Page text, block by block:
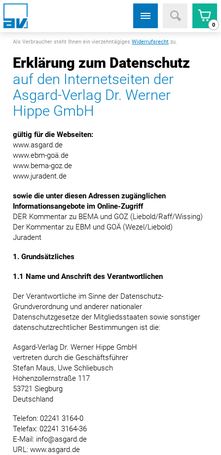
0
Als Verbraucher steht Ihnen ein vierzehntägigesWiderrufsrecht zu.
Erklärung zum Datenschutz
auf den Internetseiten der
Asgard-Verlag Dr. Werner
Hippe GmbH
gültig für die Webseiten:
www.asgard.de
www.ebm-goä.de
www.bema-goz.de
www.juradent.de
sowie die unter diesen Adressen zugänglichen
Informationsangebote im Online-Zugriff
DER Kommentar zu BEMA und GOZ (Liebold/Raff/Wissing)
Der Kommentar zu EBM und GOÄ (Wezel/Liebold)
Juradent
1. Grundsätzliches
1.1 Name und Anschrift des Verantwortlichen
Der Verantwortliche im Sinne der Datenschutz-
Grundverordnung und anderer nationaler
Datenschutzgesetze der Mitgliedsstaaten sowie sonstiger
datenschutzrechtlicher Bestimmungen ist die:
Asgard-Verlag Dr. Werner Hippe GmbH
vertreten durch die Geschäftsführer
Stefan Maus, Uwe Schliebusch
Hohenzollernstraße 117
53721 Siegburg
Deutschland
Telefon: 02241 3164-0
Telefax: 02241 3164-36
E-Mail: info@asgard.de
URL: www.asgard.de